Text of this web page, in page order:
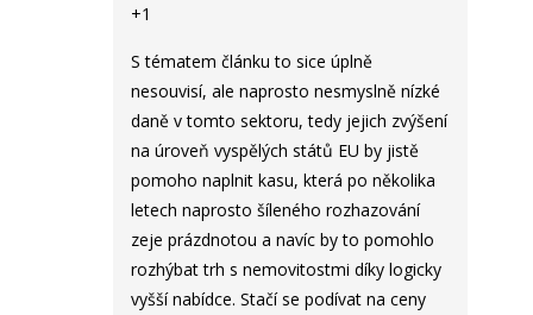
+1
S tématem článku to sice úplně
nesouvisí, ale naprosto nesmyslně nízké
daně v tomto sektoru, tedy jejich zvýšení
na úroveň vyspělých států EU by jistě
pomoho naplnit kasu, která po několika
letech naprosto šíleného rozhazování
zeje prázdnotou a navíc by to pomohlo
rozhýbat trh s nemovitostmi díky logicky
vyšší nabídce. Stačí se podívat na ceny